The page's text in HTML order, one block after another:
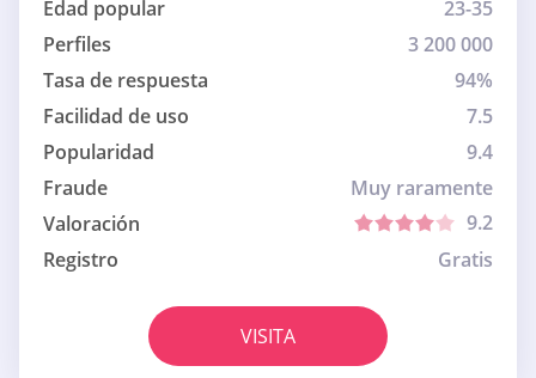
Edad popular
23-35
Perfiles
3 200 000
Tasa de respuesta
94%
Facilidad de uso
7.5
Popularidad
9.4
Fraude
Muy raramente
Valoración
9.2
Registro
Gratis
VISITA